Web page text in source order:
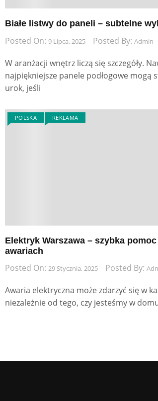
Białe listwy do paneli – subtelne
Posted On: 9 Lipca, 2025 Posted By: Admin
W aranżacji wnętrz liczą się szczegóły.
najpiękniejsze panele podłogowe mogą
urok, jeśli
POLSKA REKLAMA
Elektryk Warszawa – szybka pomoc
awariach
Posted On: 29 Stycznia, 2025 Posted By:
Awaria elektryczna może zdarzyć się w
niezależnie od tego, czy jesteśmy w